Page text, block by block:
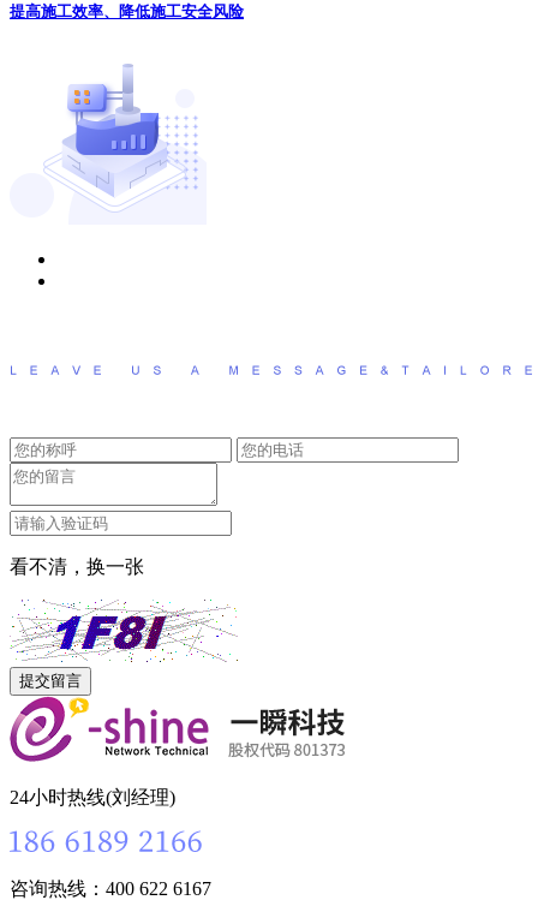
提高施工效率、降低施工安全风险
看不清，换一张
24小时热线(刘经理)
咨询热线：400 622 6167